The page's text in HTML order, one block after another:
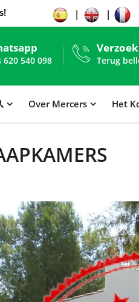
620 540 098
Verzoek
Terug
Over Mercers Het